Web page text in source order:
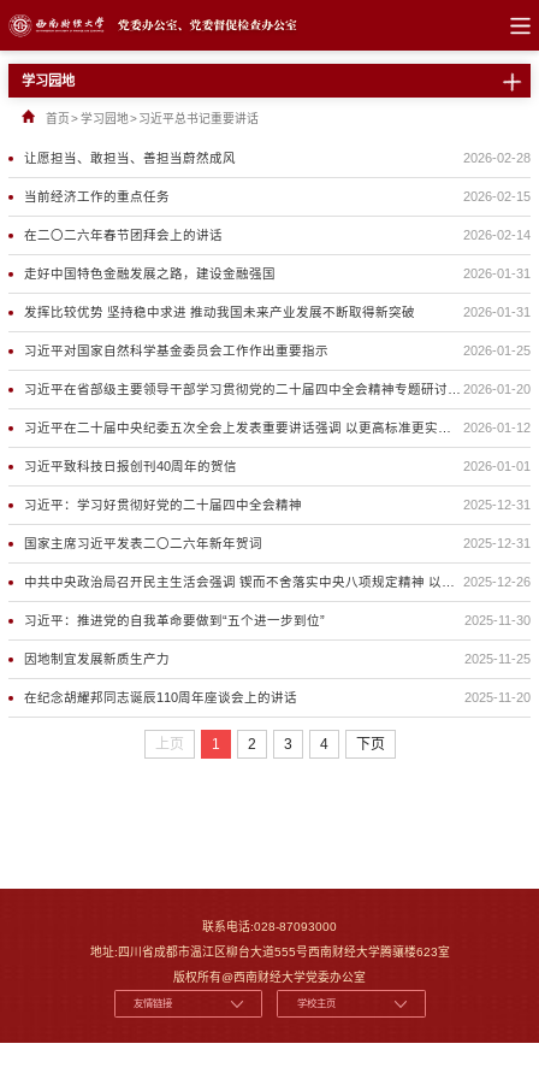
学习园地
首页>学习园地>习近平总书记重要讲话
2026-02-28
让愿担当、敢担当、善担当蔚然成风
2026-02-15
当前经济工作的重点任务
2026-02-14
在二〇二六年春节团拜会上的讲话
2026-01-31
走好中国特色金融发展之路，建设金融强国
2026-01-31
发挥比较优势 坚持稳中求进 推动我国未来产业发展不断取得新突破
2026-01-25
习近平对国家自然科学基金委员会工作作出重要指示
2026-01-20
习近平在省部级主要领导干部学习贯彻党的二十届四中全会精神专题研讨班开班式上发表重要讲话
2026-01-12
习近平在二十届中央纪委五次全会上发表重要讲话强调 以更高标准更实举措推进全面从严治党 为实现“十五五”时期目标任务提供坚强保障
2026-01-01
习近平致科技日报创刊40周年的贺信
2025-12-31
习近平：学习好贯彻好党的二十届四中全会精神
2025-12-31
国家主席习近平发表二〇二六年新年贺词
2025-12-26
中共中央政治局召开民主生活会强调 锲而不舍落实中央八项规定精神 以优良作风凝心聚力真抓实干 中共中央总书记习近平主持会议并发表重要讲话
2025-11-30
习近平：推进党的自我革命要做到“五个进一步到位”
2025-11-25
因地制宜发展新质生产力
2025-11-20
在纪念胡耀邦同志诞辰110周年座谈会上的讲话
上页 1 2 3 4 下页
联系电话:028-87093000
地址:四川省成都市温江区柳台大道555号西南财经大学腾骧楼623室
版权所有@西南财经大学党委办公室
友情链接 学校主页